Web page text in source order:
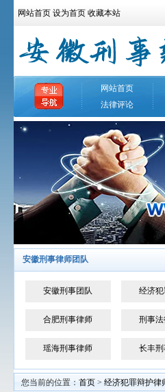
网站首页 设为首页 收藏本站
网站首页
法律评论
安徽刑事律师团队
安徽刑事团队 经济
合肥刑事律师 刑事
瑶海刑事律师 长丰
您当前的位置： 首页 > 经济犯罪辩护律